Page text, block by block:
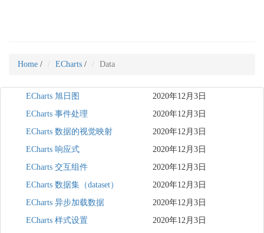
Home / ECharts / Data
ECharts 旭日图
2020年12月3日
ECharts 事件处理
2020年12月3日
ECharts 数据的视觉映射
2020年12月3日
ECharts 响应式
2020年12月3日
ECharts 交互组件
2020年12月3日
ECharts 数据集（dataset）
2020年12月3日
ECharts 异步加载数据
2020年12月3日
ECharts 样式设置
2020年12月3日